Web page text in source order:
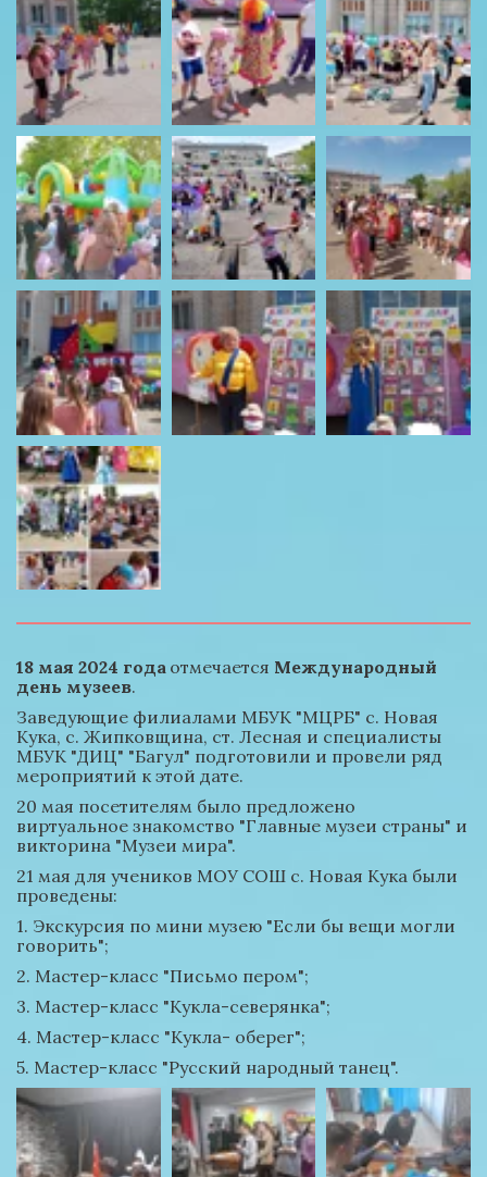
18 мая 2024 года отмечается Международный
день музеев.
Заведующие филиалами МБУК "МЦРБ" с. Новая
Кука, с. Жипковщина, ст. Лесная и специалисты
МБУК "ДИЦ" "Багул" подготовили и провели ряд
мероприятий к этой дате.
20 мая посетителям было предложено
виртуальное знакомство "Главные музеи страны" и
викторина "Музеи мира".
21 мая для учеников МОУ СОШ с. Новая Кука были
проведены:
1. Экскурсия по мини музею "Если бы вещи могли
говорить";
2. Мастер-класс "Письмо пером";
3. Мастер-класс "Кукла-северянка";
4. Мастер-класс "Кукла- оберег";
5. Мастер-класс "Русский народный танец".